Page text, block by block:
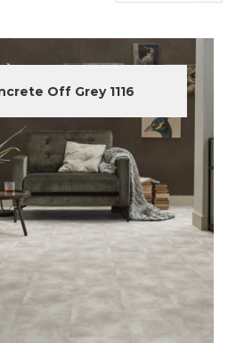
Off Grey 1116